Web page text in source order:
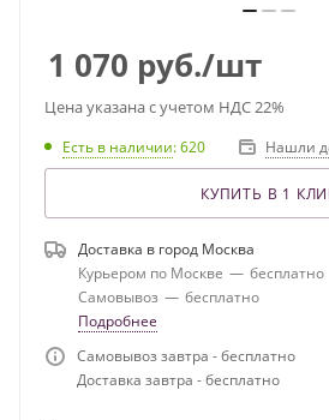
1 070 руб./шт
Цена указана с учетом НДС 22%
Есть в наличии: 620 Нашли
КУПИТЬ В 1
Доставка в город Москва
Курьером по Москве — бесплатно
Самовывоз — бесплатно
Подробнее
Самовывоз завтра - бесплатно
Доставка завтра - бесплатно